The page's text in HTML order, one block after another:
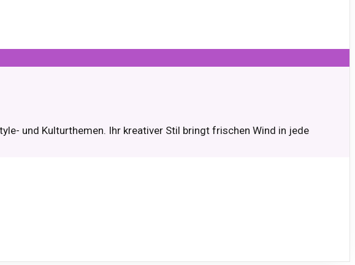
und Kulturthemen. Ihr kreativer Stil bringt frischen Wind in jede